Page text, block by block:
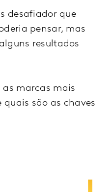
desafiador que
pensar, mas
resultados
marcas mais
são as chaves